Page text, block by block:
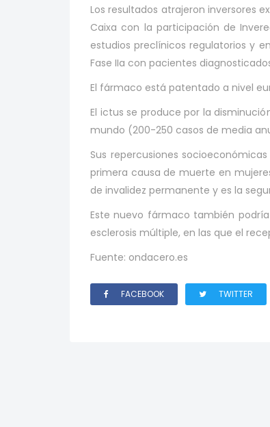
Los resultados atrajeron inversores
Caixa con la participación de
estudios preclínicos regulatorios y
Fase IIa con pacientes
El fármaco está patentado a nivel
El ictus se produce por la
mundo (200-250 casos de media
Sus repercusiones
primera causa de muerte en
de invalidez permanente y es la
Este nuevo fármaco también
esclerosis múltiple, en las que el
Fuente: ondacero.es
FACEBOOK TWITTER